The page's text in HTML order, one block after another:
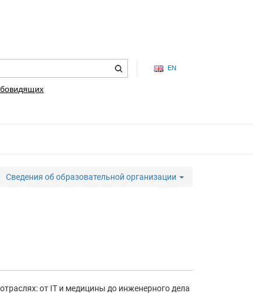
EN
Сведения об образовательной организации
от IT и медицины до инженерного дела